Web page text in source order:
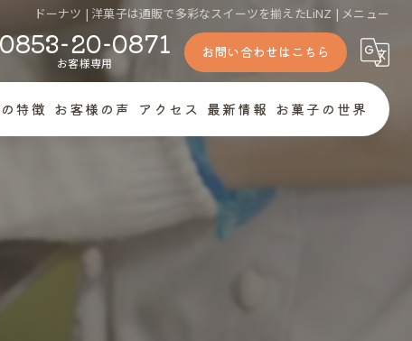
ドーナツ | 洋菓子は通販で多彩なスイーツを揃えたLiNZ | メニュー
20-0871
お客様専用
お問い合わせはこちら
特徴
ンシェ
お客様の声 アクセス 最新情報 お菓子の世界